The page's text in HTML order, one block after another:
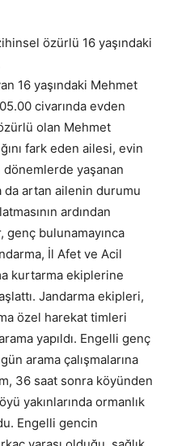
özürlü 16 yaşındaki
16 yaşındaki Mehmet
civarında evden
olan Mehmet
fark eden ailesi, evin
dönemlerde yaşanan
da artan ailenin durumu
ardından
genç bulunamayınca
İl Afet ve Acil
kurtarma ekiplerine
Jandarma ekipleri,
özel harekat timleri
yapıldı. Engelli genç
arama çalışmalarına
36 saat sonra köyünden
yakınlarında ormanlık
Engelli gencin